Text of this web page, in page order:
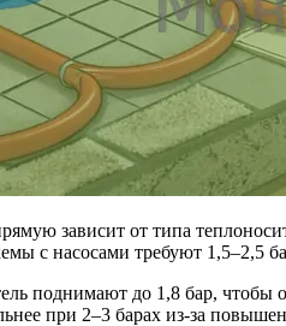
зависит от типа
с насосами требуют 1,5–2,5
поднимают до 1,8 бар, чтобы
при 2–3 барах из-за